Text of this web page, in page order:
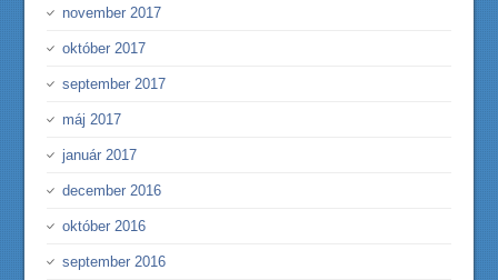
november 2017
október 2017
september 2017
máj 2017
január 2017
december 2016
október 2016
september 2016